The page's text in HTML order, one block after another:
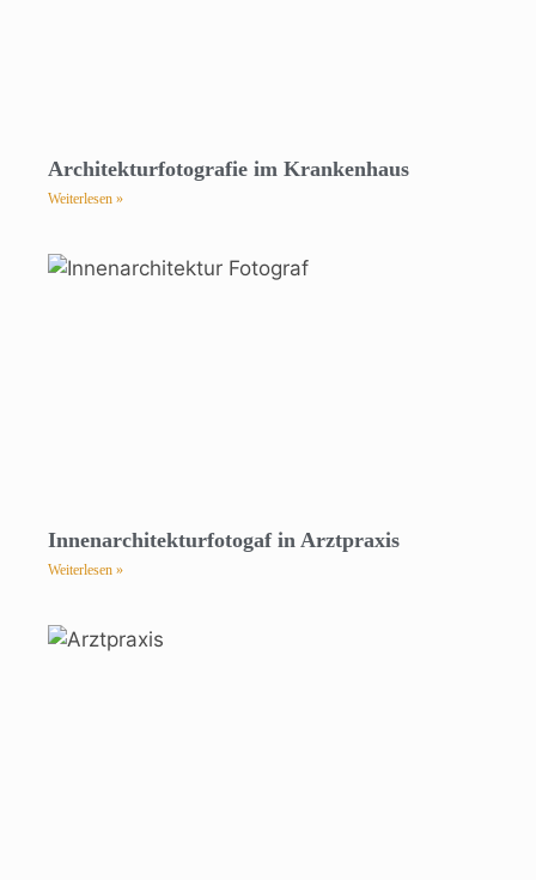
Architekturfotografie im Krankenhaus
Weiterlesen »
Innenarchitekturfotogaf in Arztpraxis
Weiterlesen »